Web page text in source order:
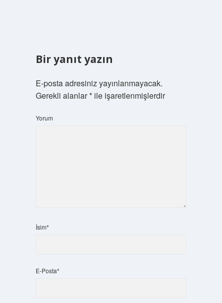
Bir yanıt yazın
E-posta adresiniz yayınlanmayacak.
Gerekli alanlar*ile işaretlenmişlerdir
Yorum
İsim*
E-Posta*